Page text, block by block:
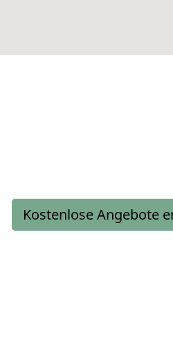
Kostenlose Angebote